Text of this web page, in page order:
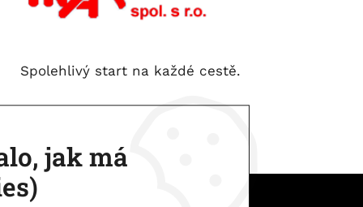
Spolehlivý start na každé cestě.
jak má